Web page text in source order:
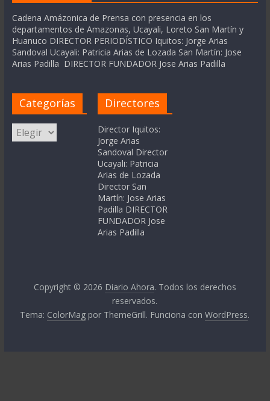
Cadena Amázonica de Prensa con presencia en los
departamentos de Amazonas, Ucayali, Loreto San Martín y
Huanuco DIRECTOR PERIODÍSTICO Iquitos: Jorge Arias
Sandoval Ucayali: Patricia Arias de Lozada San Martín: Jose
Arias Padilla DIRECTOR FUNDADOR Jose Arias Padilla
Categorías
Categorías
Directores
Director Iquitos:
Jorge Arias
Sandoval Director
Ucayali: Patricia
Arias de Lozada
Director San
Martín: Jose Arias
Padilla DIRECTOR
FUNDADOR Jose
Arias Padilla
Copyright © 2026 Diario Ahora. Todos los derechos
reservados.
Tema: ColorMag por ThemeGrill. Funciona conWordPress.